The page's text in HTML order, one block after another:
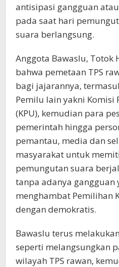
antisipasi gangguan
pada saat hari
suara berlangsung.
Anggota Bawaslu, Totok
bahwa pemetaan TPS
bagi jajarannya,
Pemilu lain yakni Komisi
(KPU), kemudian para
pemerintah hingga
pemantau, media dan
masyarakat untuk
pemungutan suara
tanpa adanya gangguan
menghambat Pemilihan
dengan demokratis.
Bawaslu terus
seperti melangsungkan
wilayah TPS rawan,